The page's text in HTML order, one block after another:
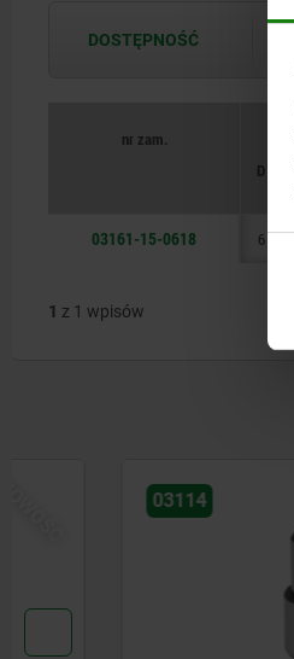
DOSTĘPNOŚĆ
nr zam.
D
03161-15-0618 6
1 z 1 wpisów